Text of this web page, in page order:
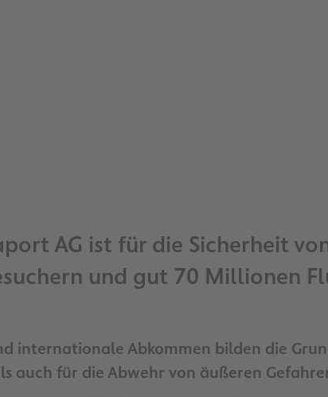
AG ist für die Sicherheit
und gut 70 Millionen
internationale Abkommen bilden die
für die Abwehr von äußeren